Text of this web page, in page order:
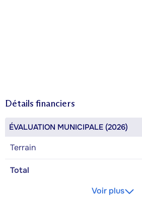
Détails financiers
ÉVALUATION MUNICIPALE (2026)
Terrain
Total
Voir plus